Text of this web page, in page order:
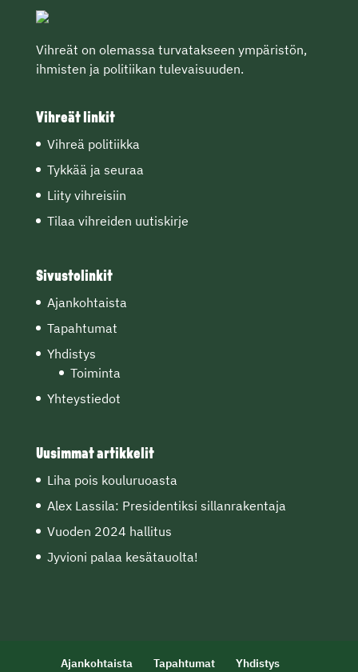
Vihreät on olemassa turvatakseen ympäristön,
ihmisten ja politiikan tulevaisuuden.
Vihreät linkit
Vihreä politiikka
Tykkää ja seuraa
Liity vihreisiin
Tilaa vihreiden uutiskirje
Sivustolinkit
Ajankohtaista
Tapahtumat
Yhdistys
Toiminta
Yhteystiedot
Uusimmat artikkelit
Liha pois kouluruoasta
Alex Lassila: Presidentiksi sillanrakentaja
Vuoden 2024 hallitus
Jyvioni palaa kesätauolta!
Ajankohtaista Tapahtumat Yhdistys